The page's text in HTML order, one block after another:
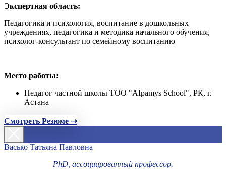
Экспертная область:
Педагогика и психология, воспитание в дошкольных
учреждениях, педагогика и методика начального обучения,
психолог-консультант по семейному воспитанию
Место работы:
Педагог частной школы ТОО "AIpamys School", РК, г.
Астана
Смотреть Резюме ➝
Васько Татьяна Павловна
PhD, ассоциированный профессор.